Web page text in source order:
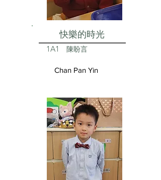
快樂的時光
1A1 陳盼言
Chan Pan Yin